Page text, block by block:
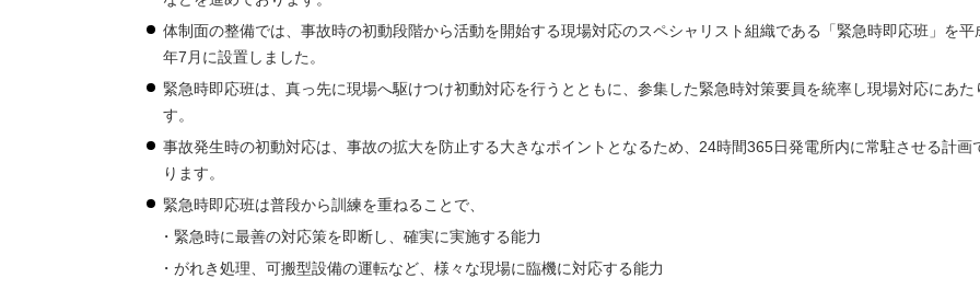
体制面の整備では、事故時の初動段階から活動を開始する現場対応のスペシャリスト組織である「緊急時即応班」を平
年7月に設置しました。
緊急時即応班は、真っ先に現場へ駆けつけ初動対応を行うとともに、参集した緊急時対策要員を統率し現場対応にあた
す。
事故発生時の初動対応は、事故の拡大を防止する大きなポイントとなるため、24時間365日発電所内に常駐させる計画
ります。
緊急時即応班は普段から訓練を重ねることで、
緊急時に最善の対応策を即断し、確実に実施する能力
がれき処理、可搬型設備の運転など、様々な現場に臨機に対応する能力